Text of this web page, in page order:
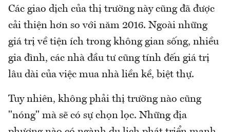
Các giao dịch của thị trường này cũng đã được
cải thiện hơn so với năm 2016. Ngoài những
giá trị về tiện ích trong không gian sống, nhiều
gia đình, các nhà đầu tư cũng tính đến giá trị
lâu dài của việc mua nhà liền kề, biệt thự.
Tuy nhiên, không phải thị trường nào cũng
"nóng" mà sẽ có sự chọn lọc. Những địa